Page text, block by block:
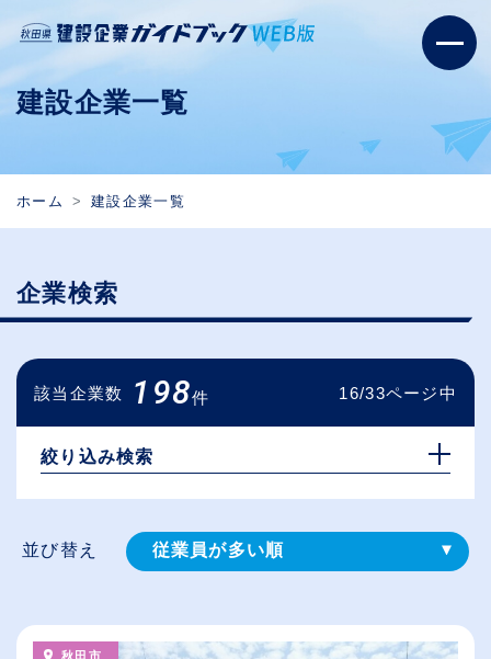
建設企業一覧
ホーム 建設企業一覧
企業検索
該当企業数 198件 16/33ページ中
絞り込み検索
並び替え 従業員が多い順
給与が高い順
秋田市